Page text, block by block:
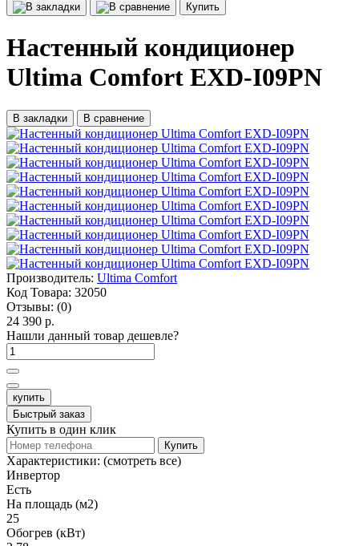
Купить
Настенный кондиционер
Ultima Comfort EXD-I09PN
В закладки В сравнение
Производитель: Ultima Comfort
Код Товара: 32050
Отзывы: (0)
24 390 р.
Нашли данный товар дешевле?
купить
Быстрый заказ
Купить в один клик
Купить
Характеристики: (смотреть все)
Инвертор
Есть
На площадь (м2)
25
Обогрев (кВт)